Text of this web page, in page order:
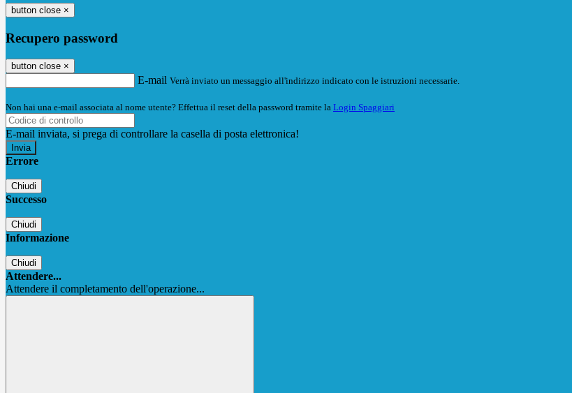
button close ×
Recupero password
button close ×
E-mail Verrà inviato un messaggio all'indirizzo indicato con le istruzioni necessarie.
Non hai una e-mail associata al nome utente? Effettua il reset della password tramite la Login Spaggiari
E-mail inviata, si prega di controllare la casella di posta elettronica!
Errore
Chiudi
Successo
Chiudi
Informazione
Chiudi
Attendere...
Attendere il completamento dell'operazione...